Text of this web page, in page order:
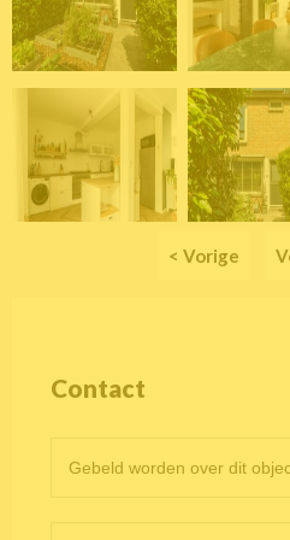
< Vorige
Contact
objectpagina